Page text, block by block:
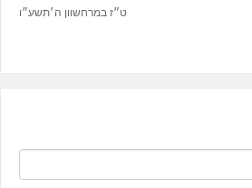
ט״ז במרחשוון ה׳תשע״ו